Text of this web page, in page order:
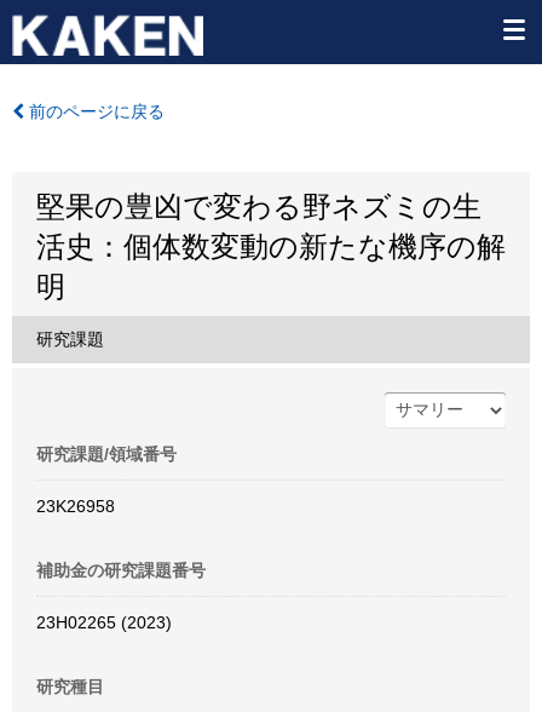
前のページに戻る
堅果の豊凶で変わる野ネズミの生
活史：個体数変動の新たな機序の解
明
研究課題
研究課題/領域番号
23K26958
補助金の研究課題番号
23H02265 (2023)
研究種目